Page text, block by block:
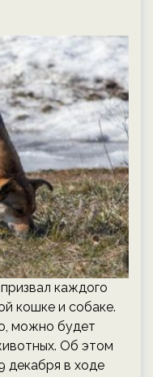
каждого
кошке и собаке.
можно будет
Об этом
декабря в ходе